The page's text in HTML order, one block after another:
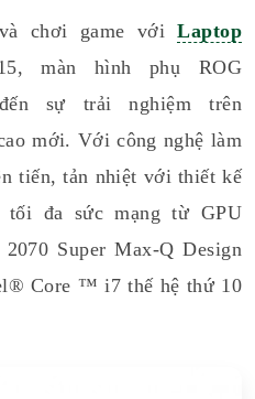
chơi game vớiLaptop
màn hình phụ ROG
đến sự trải nghiệm trên
mới. Với công nghệ làm
tiến, tản nhiệt với thiết kế
tối đa sức mạng từ GPU
Super Max-Q Design
Core ™ i7 thế hệ thứ 10